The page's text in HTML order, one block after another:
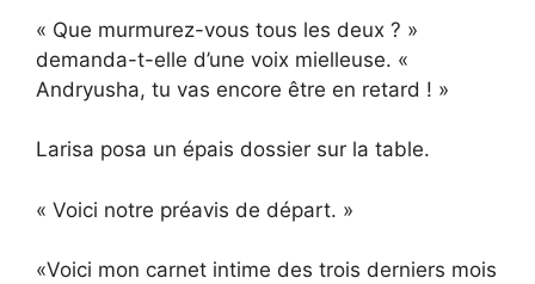
« Que murmurez-vous tous les deux ? »
demanda-t-elle d’une voix mielleuse. «
Andryusha, tu vas encore être en retard ! »
Larisa posa un épais dossier sur la table.
« Voici notre préavis de départ. »
«Voici mon carnet intime des trois derniers mois